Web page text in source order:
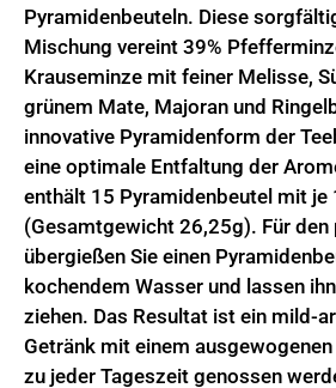
Pyramidenbeuteln. Diese
Mischung vereint 39%
Krauseminze mit feiner Melisse,
grünem Mate, Majoran und
innovative Pyramidenform der
eine optimale Entfaltung der
enthält 15 Pyramidenbeutel mit je
(Gesamtgewicht 26,25g). Für den
übergießen Sie einen
kochendem Wasser und lassen
ziehen. Das Resultat ist ein mild-
Getränk mit einem
zu jeder Tageszeit genossen